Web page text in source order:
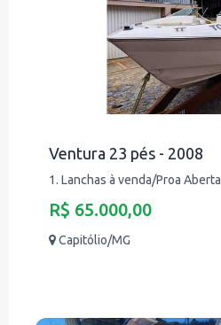
Ventura 23 pés - 2008
1. Lanchas à venda/Proa Aberta
R$ 65.000,00
Capitólio/MG